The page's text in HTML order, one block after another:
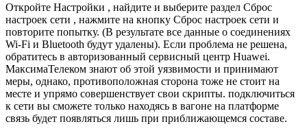
Откройте Настройки , найдите и выберите раздел Сброс
настроек сети , нажмите на кнопку Сброс настроек сети и
повторите попытку. (В результате все данные о соединениях
Wi-Fi и Bluetooth будут удалены). Если проблема не решена,
обратитесь в авторизованный сервисный центр Huawei.
МаксимаТелеком знают об этой уязвимости и принимают
меры, однако, противоположная сторона тоже не стоит на
месте и упрямо совершенствует свои скрипты. подключиться
к сети вы сможете только находясь в вагоне на платформе
связь будет появляться лишь при приближающемся составе.